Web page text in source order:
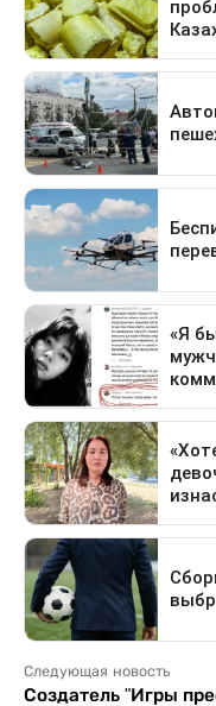
Следующая новость
Создатель "Игры